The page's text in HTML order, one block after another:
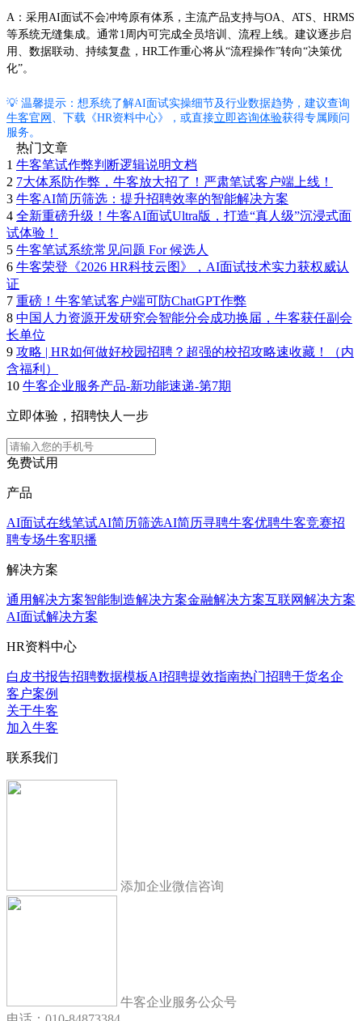
A：采用AI面试不会冲垮原有体系，主流产品支持与OA、ATS、HRMS
等系统无缝集成。通常1周内可完成全员培训、流程上线。建议逐步启
用、数据联动、持续复盘，HR工作重心将从“流程操作”转向“决策优
化”。
💡 温馨提示：想系统了解AI面试实操细节及行业数据趋势，建议查询
牛客官网 、下载《HR资料中心》，或直接立即咨询体验获得专属顾问
服务。
热门文章
1 牛客笔试作弊判断逻辑说明文档
2 7大体系防作弊，牛客放大招了！严肃笔试客户端上线！
3 牛客AI简历筛选：提升招聘效率的智能解决方案
4 全新重磅升级！牛客AI面试Ultra版，打造“真人级”沉浸式面
试体验！
5 牛客笔试系统常见问题 For 候选人
6 牛客荣登《2026 HR科技云图》，AI面试技术实力获权威认
证
7 重磅！牛客笔试客户端可防ChatGPT作弊
8 中国人力资源开发研究会智能分会成功换届，牛客获任副会
长单位
9 攻略 | HR如何做好校园招聘？超强的校招攻略速收藏！（内
含福利）
10 牛客企业服务产品-新功能速递-第7期
立即体验，招聘快人一步
免费试用
产品
AI面试在线笔试AI简历筛选AI简历寻聘牛客优聘牛客竞赛招
聘专场牛客职播
解决方案
通用解决方案智能制造解决方案金融解决方案互联网解决方案
AI面试解决方案
HR资料中心
白皮书报告招聘数据模板AI招聘提效指南热门招聘干货名企
客户案例
关于牛客
加入牛客
联系我们
添加企业微信咨询
牛客企业服务公众号